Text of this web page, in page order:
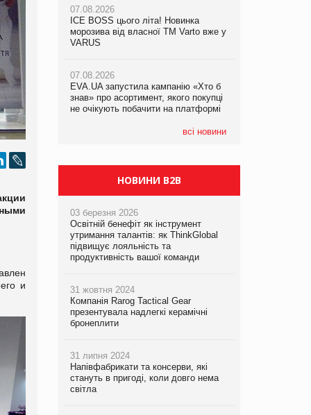
и
07.08.2026
ICE BOSS цього літа! Новинка
морозива від власної ТМ Varto вже у
VARUS
07.08.2026
EVA.UA запустила кампанію «Хто б
знав» про асортимент, якого покупці
не очікують побачити на платформі
всі новини
07.08.2026
ICE BOSS цього літа! Новинка
морозива від власної ТМ Varto вже у
VARUS
07.08.2026
EVA.UA запустила кампанію «Хто б
знав» про асортимент, якого покупці
не очікують побачити на платформі
07.08.2026
Франція заборонила рекламні дзвінки
НОВИНИ B2B
03 березня 2026
Освітній бенефіт як інструмент
утримання талантів: як ThinkGlobal
підвищує лояльність та
продуктивність вашої команди
31 жовтня 2024
Компанія Rarog Tactical Gear
презентувала надлегкі керамічні
бронеплити
31 липня 2024
Напівфабрикати та консерви, які
стануть в пригоді, коли довго нема
світла